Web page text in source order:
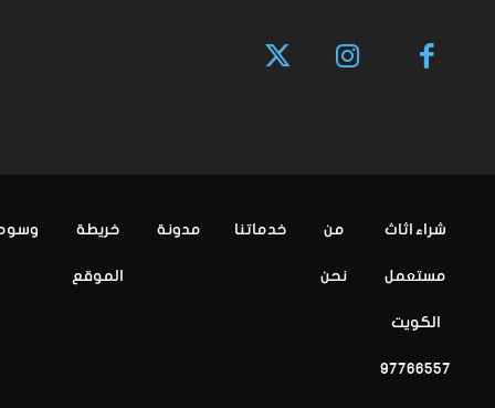
شراء اثاث
مستعمل
الكويت
97766557
من
نحن
خدماتنا مدونة خريطة
الموقع